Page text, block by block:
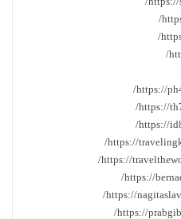
https://
https://
https://
https://
https://
https://
https://
https://